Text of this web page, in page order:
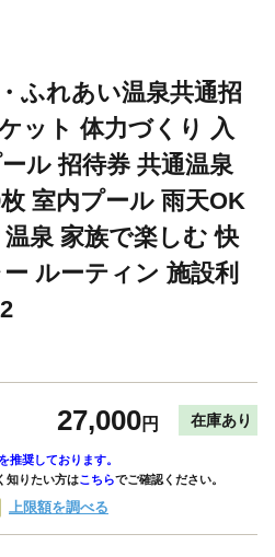
ふれあい温泉共通招
ット 体力づくり 入
ル 招待券 共通温泉
室内プール 雨天OK
泉 家族で楽しむ 快
ルーティン 施設利
27,000円 在庫あり
を推奨しております。
知りたい方はこちらでご確認ください。
上限額を調べる